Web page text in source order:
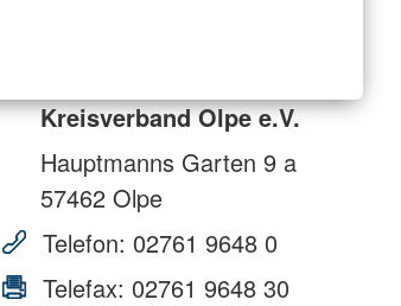
Kreisverband Olpe e.V.
Hauptmanns Garten 9 a
57462 Olpe
Telefon: 02761 9648 0
Telefax: 02761 9648 30